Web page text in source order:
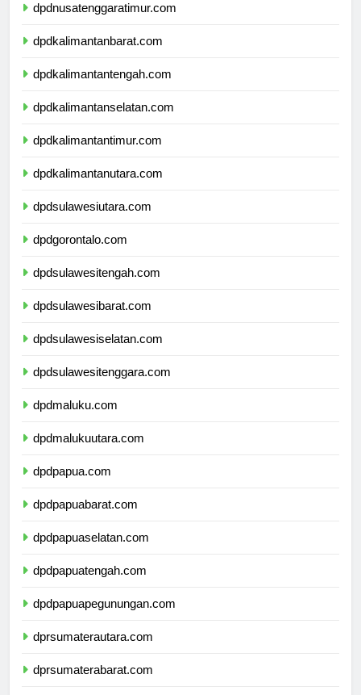
dpdnusatenggaratimur.com
dpdkalimantanbarat.com
dpdkalimantantengah.com
dpdkalimantanselatan.com
dpdkalimantantimur.com
dpdkalimantanutara.com
dpdsulawesiutara.com
dpdgorontalo.com
dpdsulawesitengah.com
dpdsulawesibarat.com
dpdsulawesiselatan.com
dpdsulawesitenggara.com
dpdmaluku.com
dpdmalukuutara.com
dpdpapua.com
dpdpapuabarat.com
dpdpapuaselatan.com
dpdpapuatengah.com
dpdpapuapegunungan.com
dprsumaterautara.com
dprsumaterabarat.com